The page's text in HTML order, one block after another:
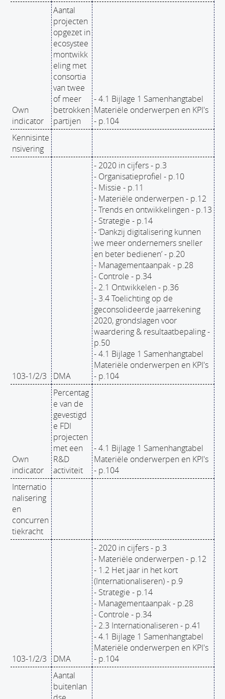
Own
indicator
Aantal
projecten
opgezet in
ecosystee
montwikk
eling met
consortia
van twee
of meer
betrokken
partijen
- 4.1 Bijlage 1 Samenhangtabel
Materiële onderwerpen en KPI's
- p.104
Kennisinte
nsivering
103-1/2/3 DMA
- 2020 in cijfers - p.3
- Organisatieprofiel - p.10
- Missie - p.11
- Materiële onderwerpen - p.12
- Trends en ontwikkelingen - p.13
- Strategie - p.14
- ‘Dankzij digitalisering kunnen
we meer ondernemers sneller
en beter bedienen’ - p.20
- Managementaanpak - p.28
- Controle - p.34
- 2.1 Ontwikkelen - p.36
- 3.4 Toelichting op de
geconsolideerde jaarrekening
2020, grondslagen voor
waardering & resultaatbepaling -
p.50
- 4.1 Bijlage 1 Samenhangtabel
Materiële onderwerpen en KPI's
- p.104
Own
indicator
Percentag
e van de
gevestigd
e FDI
projecten
met een
R&D
activiteit
- 4.1 Bijlage 1 Samenhangtabel
Materiële onderwerpen en KPI's
- p.104
Internatio
nalisering
en
concurren
tiekracht
103-1/2/3 DMA
- 2020 in cijfers - p.3
- Materiële onderwerpen - p.12
- 1.2 Het jaar in het kort
(Internationaliseren) - p.9
- Strategie - p.14
- Managementaanpak - p.28
- Controle - p.34
- 2.3 Internationaliseren - p.41
- 4.1 Bijlage 1 Samenhangtabel
Materiële onderwerpen en KPI's
- p.104
Aantal
buitenlan